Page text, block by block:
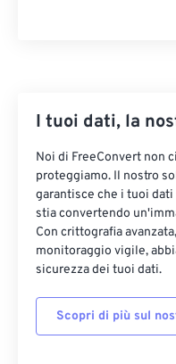
I tuoi dati, la
Noi di FreeConvert non
proteggiamo. Il nostro
garantisce che i tuoi
stia convertendo
Con crittografia
monitoraggio vigile,
sicurezza dei tuoi dati.
Scopri di più sul